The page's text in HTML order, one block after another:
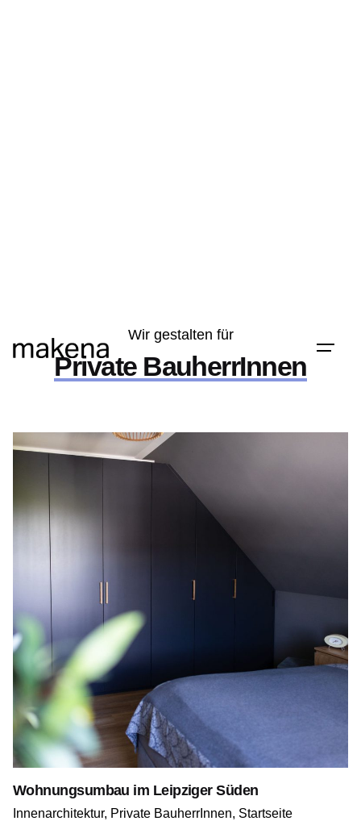
Wir gestalten für
Private BauherrInnen
Wohnungsumbau im Leipziger Süden
Innenarchitektur Private BauherrInnen Startseite